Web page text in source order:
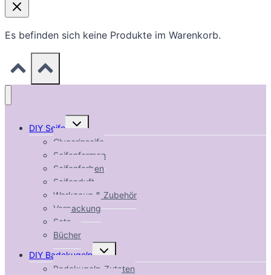
Es befinden sich keine Produkte im Warenkorb.
DIY Seife
Untermenü
umschalten
Glycerinseife
Seifenformen
Seifenfarben
Seifenduft
Werkzeug & Zubehör
Verpackung
Sets
Bücher
DIY Badekugeln
Untermenü
umschalten
Badekugeln-Zutaten